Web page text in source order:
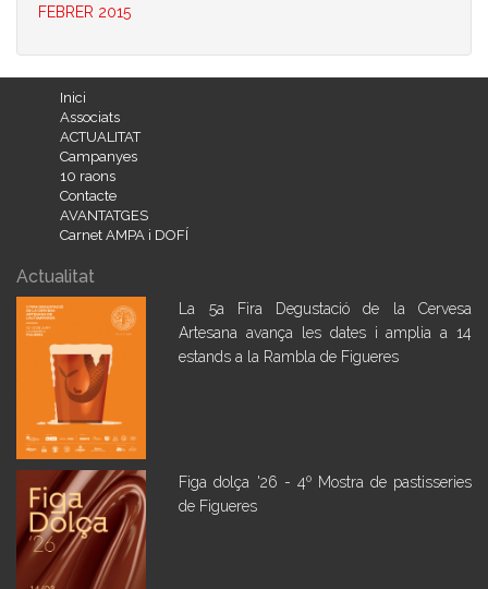
FEBRER 2015
Inici
Associats
ACTUALITAT
Campanyes
10 raons
Contacte
AVANTATGES
Carnet AMPA i DOFÍ
Actualitat
La 5a Fira Degustació de la Cervesa
Artesana avança les dates i amplia a 14
estands a la Rambla de Figueres
Figa dolça '26 - 4º Mostra de pastisseries
de Figueres